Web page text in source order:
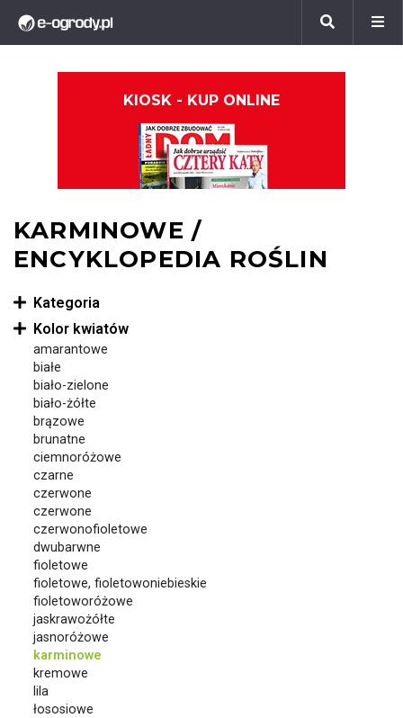
KIOSK - KUP ONLINE
KARMINOWE /
ENCYKLOPEDIA ROŚLIN
Kategoria
Kolor kwiatów
amarantowe
białe
biało-zielone
biało-żółte
brązowe
brunatne
ciemnoróżowe
czarne
czerwone
czerwone
czerwonofioletowe
dwubarwne
fioletowe
fioletowe, fioletowoniebieskie
fioletoworóżowe
jaskrawożółte
jasnoróżowe
karminowe
kremowe
lila
łososiowe